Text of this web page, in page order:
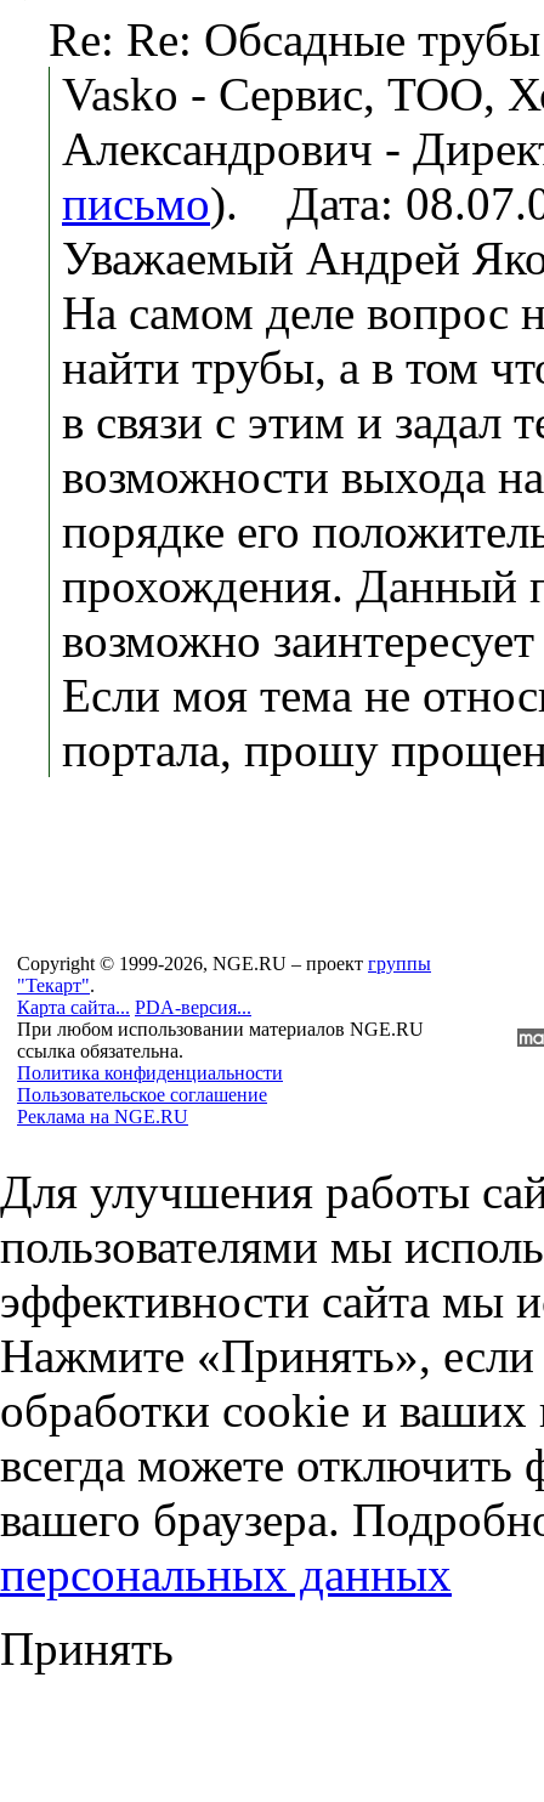
Re: Re: Обсадные трубы
Vasko - Сервис, ТОО,
Александрович -
письмо). Дата:
Уважаемый Андрей
На самом деле вопрос
найти трубы, а в том
в связи с этим и задал
возможности выхода
порядке его
прохождения. Данный
возможно
Если моя тема не
портала, прошу
Copyright © 1999-2026, NGE.RU – проект группы
"Текарт".
Карта сайта... PDA-версия...
При любом использовании материалов NGE.RU
ссылка обязательна.
Политика конфиденциальности
Пользовательское соглашение
Реклама на NGE.RU
Для улучшения работы
пользователями мы
эффективности сайта мы
Нажмите «Принять», если
обработки cookie и
всегда можете отключить
вашего браузера.
персональных данных
Принять